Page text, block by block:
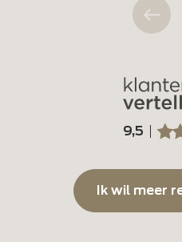
9,5
Ik wil meer